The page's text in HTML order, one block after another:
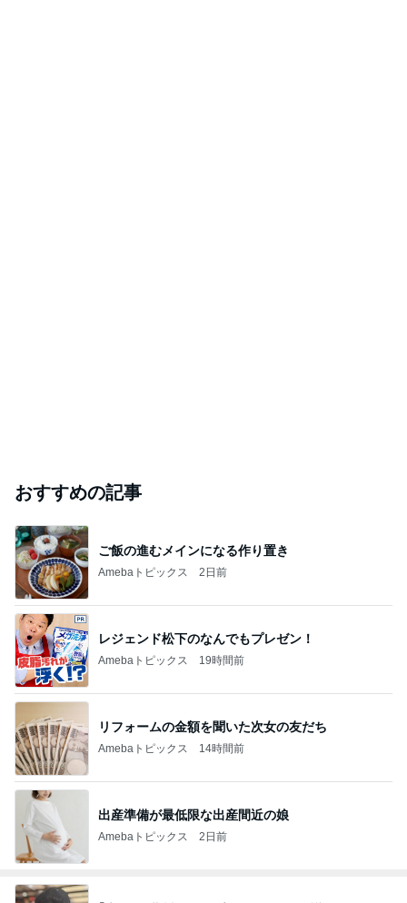
おすすめの記事
ご飯の進むメインになる作り置き
Amebaトピックス 2日前
レジェンド松下のなんでもプレゼン！
Amebaトピックス 19時間前
リフォームの金額を聞いた次女の友だち
Amebaトピックス 14時間前
出産準備が最低限な出産間近の娘
Amebaトピックス 2日前